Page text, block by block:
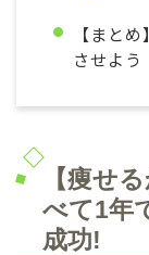
【まと
させよう
【痩せ
べて1年
成功!